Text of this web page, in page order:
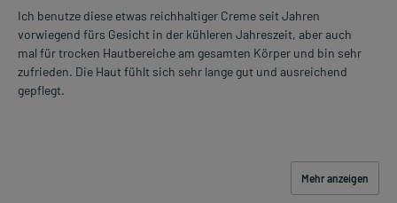
Ich benutze diese etwas reichhaltiger Creme seit Jahren
vorwiegend fürs Gesicht in der kühleren Jahreszeit, aber auch
mal für trocken Hautbereiche am gesamten Körper und bin sehr
zufrieden. Die Haut fühlt sich sehr lange gut und ausreichend
gepflegt.
Mehr anzeigen